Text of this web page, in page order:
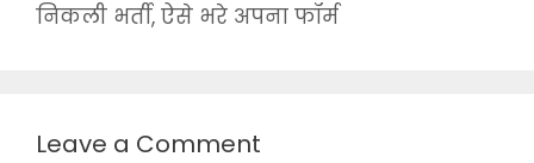
निकली भर्ती, ऐसे भरे अपना फॉर्म
Leave a Comment